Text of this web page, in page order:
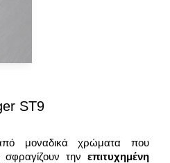
ST9
μοναδικά χρώματα που
την επιτυχημένη